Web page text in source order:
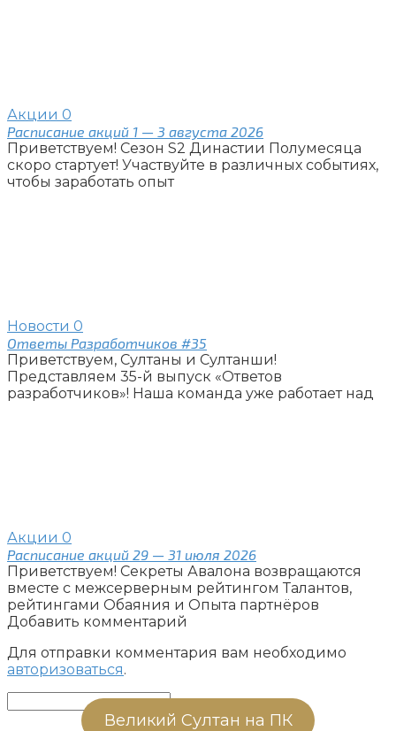
Акции 0
Расписание акций 1 — 3 августа 2026
Приветствуем! Сезон S2 Династии Полумесяца
скоро стартует! Участвуйте в различных событиях,
чтобы заработать опыт
Новости 0
Ответы Разработчиков #35
Приветствуем, Султаны и Султанши!
Представляем 35-й выпуск «Ответов
разработчиков»! Наша команда уже работает над
Акции 0
Расписание акций 29 — 31 июля 2026
Приветствуем! Секреты Авалона возвращаются
вместе с межсерверным рейтингом Талантов,
рейтингами Обаяния и Опыта партнёров
Добавить комментарий
Для отправки комментария вам необходимо
авторизоваться.
Великий Султан на ПК